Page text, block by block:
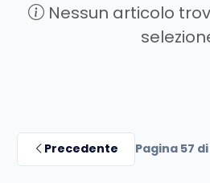
Nessun articolo
Precedente Pagina 57 di